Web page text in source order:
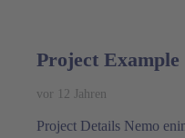
Project Example
vor 12 Jahren
Project Details Nemo